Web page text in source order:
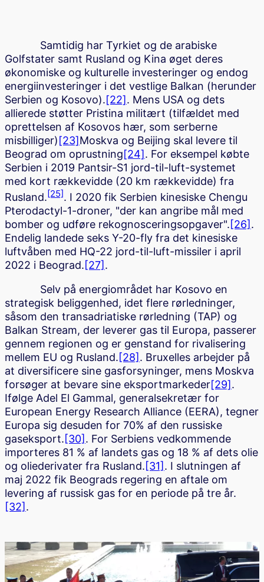
Samtidig har Tyrkiet og de arabiske
Golfstater samt Rusland og Kina øget deres
økonomiske og kulturelle investeringer og endog
energiinvesteringer i det vestlige Balkan (herunder
Serbien og Kosovo).[22]. Mens USA og dets
allierede støtter Pristina militært (tilfældet med
oprettelsen af Kosovos hær, som serberne
misbilliger)[23]Moskva og Beijing skal levere til
Beograd om oprustning[24]. For eksempel købte
Serbien i 2019 Pantsir-S1 jord-til-luft-systemet
med kort rækkevidde (20 km rækkevidde) fra
Rusland.[25]. I 2020 fik Serbien kinesiske Chengu
Pterodactyl-1-droner, "der kan angribe mål med
bomber og udføre rekognosceringsopgaver".[26] .
Endelig landede seks Y-20-fly fra det kinesiske
luftvåben med HQ-22 jord-til-luft-missiler i april
2022 i Beograd.[27] .
Selv på energiområdet har Kosovo en
strategisk beliggenhed, idet flere rørledninger,
såsom den transadriatiske rørledning (TAP) og
Balkan Stream, der leverer gas til Europa, passerer
gennem regionen og er genstand for rivalisering
mellem EU og Rusland.[28] . Bruxelles arbejder på
at diversificere sine gasforsyninger, mens Moskva
forsøger at bevare sine eksportmarkeder[29].
Ifølge Adel El Gammal, generalsekretær for
European Energy Research Alliance (EERA), tegner
Europa sig desuden for 70% af den russiske
gaseksport.[30] . For Serbiens vedkommende
importeres 81 % af landets gas og 18 % af dets olie
og oliederivater fra Rusland.[31] . I slutningen af
maj 2022 fik Beograds regering en aftale om
levering af russisk gas for en periode på tre år.
[32] .